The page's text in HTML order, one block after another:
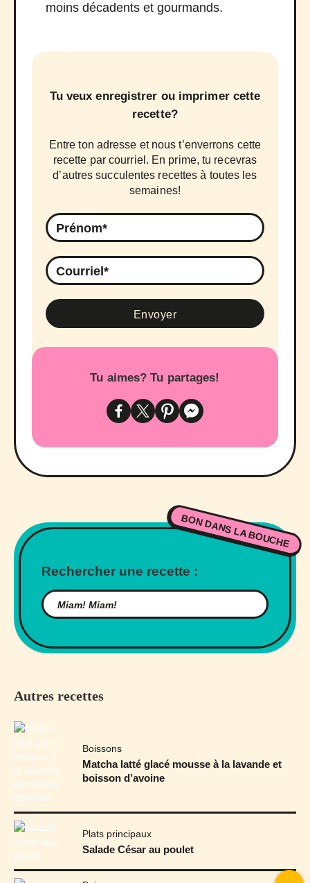
moins décadents et gourmands.
Tu veux enregistrer ou imprimer cette
recette?
Entre ton adresse et nous t’enverrons cette
recette par courriel. En prime, tu recevras
d’autres succulentes recettes à toutes les
semaines!
Tu aimes? Tu partages!
BON DANS LA BOUCHE
Rechercher une recette :
Autres recettes
Boissons
Matcha latté glacé mousse à la lavande et
boisson d’avoine
Plats principaux
Salade César au poulet